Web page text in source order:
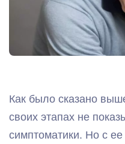
Как было сказано
своих этапах не
симптоматики. Но с